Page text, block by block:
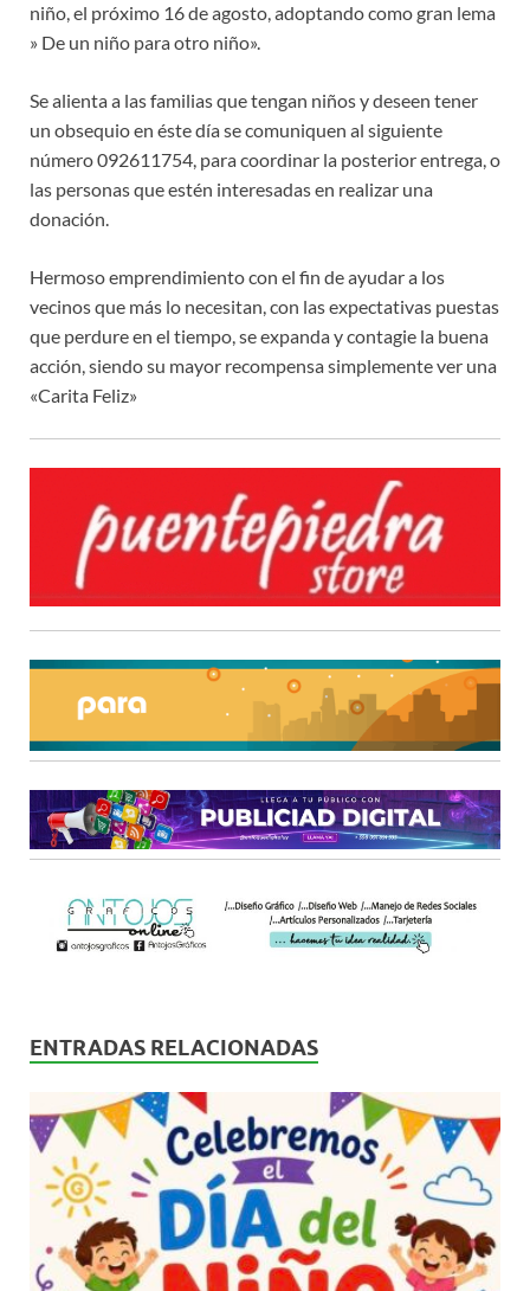
niño, el próximo 16 de agosto, adoptando como gran lema
» De un niño para otro niño».
Se alienta a las familias que tengan niños y deseen tener
un obsequio en éste día se comuniquen al siguiente
número 092611754, para coordinar la posterior entrega, o
las personas que estén interesadas en realizar una
donación.
Hermoso emprendimiento con el fin de ayudar a los
vecinos que más lo necesitan, con las expectativas puestas
que perdure en el tiempo, se expanda y contagie la buena
acción, siendo su mayor recompensa simplemente ver una
«Carita Feliz»
ENTRADAS RELACIONADAS